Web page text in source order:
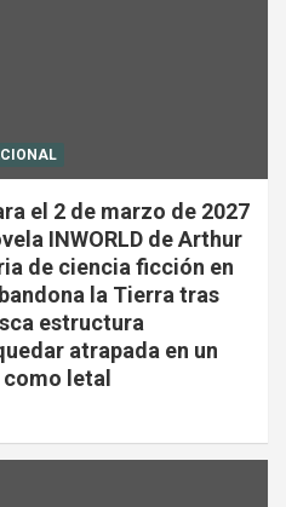
el 2 de marzo de 2027
INWORLD de Arthur
de ciencia ficción en
la Tierra tras
estructura
atrapada en un
letal